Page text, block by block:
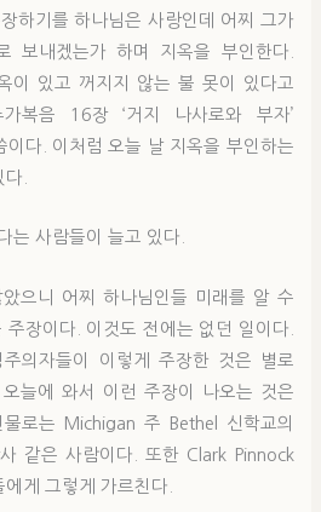
하기를 하나님은 사랑인데 어찌 그가
보내겠는가 하며 지옥을 부인한다.
이 있고 꺼지지 않는 불 못이 있다고
복음 16장 ‘거지 나사로와 부자’
이다. 이처럼 오늘 날 지옥을 부인하는
.
는 사람들이 늘고 있다.
으니 어찌 하나님인들 미래를 알 수
주장이다. 이것도 전에는 없던 일이다.
의자들이 이렇게 주장한 것은 별로
늘에 와서 이런 주장이 나오는 것은
로는 Michigan 주 Bethel 신학교의
같은 사람이다. 또한 Clark Pinnock
게 그렇게 가르친다.